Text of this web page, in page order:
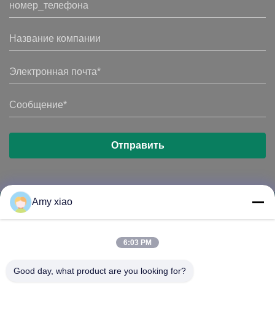
HUNAN TONGDA BAMBOO INDUSTRY
Amy xiao
6:03 PM
Good day, what product are you looking for?